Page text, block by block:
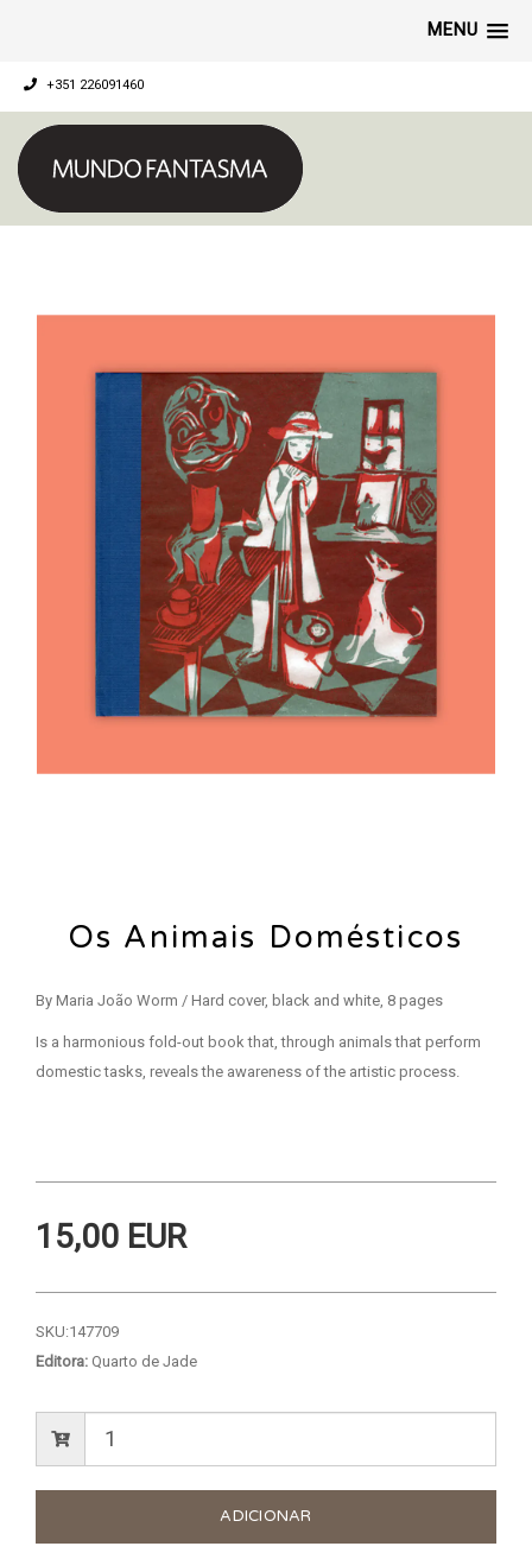
MENU
+351 226091460
Os Animais Domésticos
By Maria João Worm / Hard cover, black and white, 8 pages
Is a harmonious fold-out book that, through animals that perform
domestic tasks, reveals the awareness of the artistic process.
15,00 EUR
SKU:147709
Editora: Quarto de Jade